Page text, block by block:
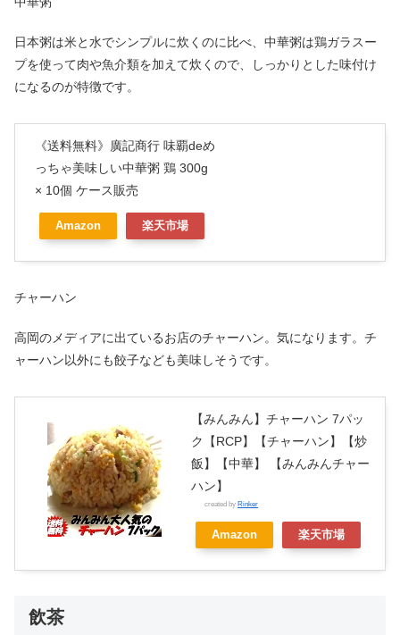
日本粥は米と水でシンプルに炊くのに比べ、中華粥は鶏ガラスー
プを使って肉や魚介類を加えて炊くので、しっかりとした味付け
になるのが特徴です。
《送料無料》廣記商行 味覇deめ
っちゃ美味しい中華粥 鶏 300g
× 10個 ケース販売
Amazon 楽天市場
チャーハン
高岡のメディアに出ているお店のチャーハン。気になります。チ
ャーハン以外にも餃子なども美味しそうです。
【みんみん】チャーハン 7パッ
ク【RCP】【チャーハン】【炒
飯】【中華】 【みんみんチャー
ハン】
created by Rinker
Amazon 楽天市場
飲茶